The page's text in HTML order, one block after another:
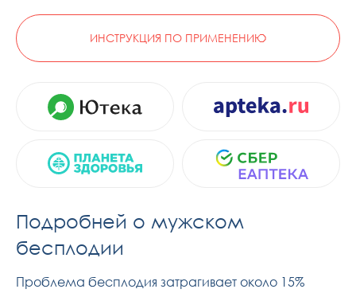
ИНСТРУКЦИЯ ПО ПРИМЕНЕНИЮ
Подробней о мужском
бесплодии
Проблема бесплодия затрагивает около 15%